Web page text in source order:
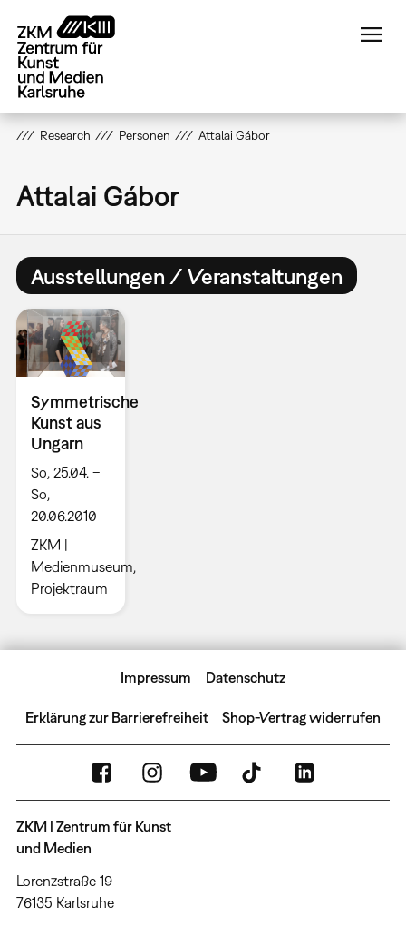
zum
Inhalt
Research Personen Attalai Gábor
Attalai Gábor
Ausstellungen / Veranstaltungen
Symmetrische
Kunst aus
Ungarn
So, 25.04. –
So,
20.06.2010
ZKM |
Medienmuseum,
Projektraum
Impressum Datenschutz
Erklärung zur Barrierefreiheit Shop-Vertrag widerrufen
ZKM | Zentrum für Kunst
und Medien
Lorenzstraße 19
76135 Karlsruhe